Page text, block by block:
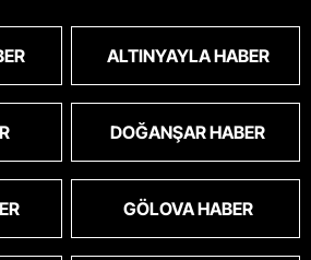
ALTINYAYLA HABER
DOĞANŞAR HABER
GÖLOVA HABER